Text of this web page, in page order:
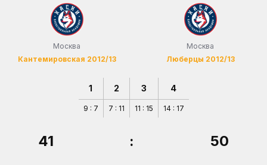
Москва
Кантемировская 2012/13
Москва
Люберцы 2012/13
1
9 : 7
2
7 : 11
3
11 : 15
4
14 : 17
41 : 50